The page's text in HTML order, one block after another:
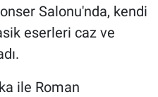
Salonu'nda, kendi
eserleri caz ve
ile Roman